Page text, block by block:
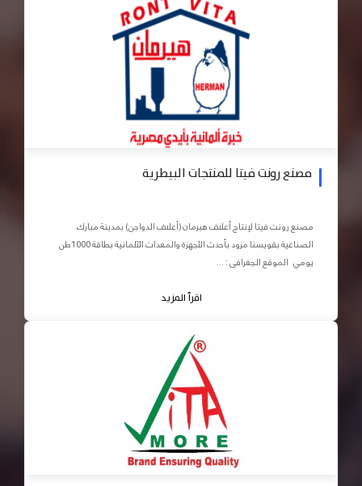
مصنع رونت فيتا للمنتجات البيطرية
مصنع رونت فيتا لإنتاج أعلاف هيرمان (أعلاف الدواجن) بمدينة مبارك
الصناعية بقويسنا مزود بأحدث الأجهزة والمعدات الآلمانية بطاقة 1000طن
يومي الموقع الجغرافى : ...
اقرأ المزيد